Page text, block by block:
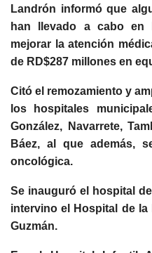
Landrón informó que
han llevado a cabo en
mejorar la atención
de RD$287 millones en
Citó el remozamiento y
los hospitales
González, Navarrete,
Báez, al que además,
oncológica.
Se inauguró el hospital
intervino el Hospital de la
Guzmán.